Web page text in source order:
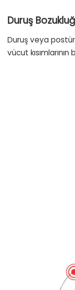
Duruş
Duruş veya
vücut